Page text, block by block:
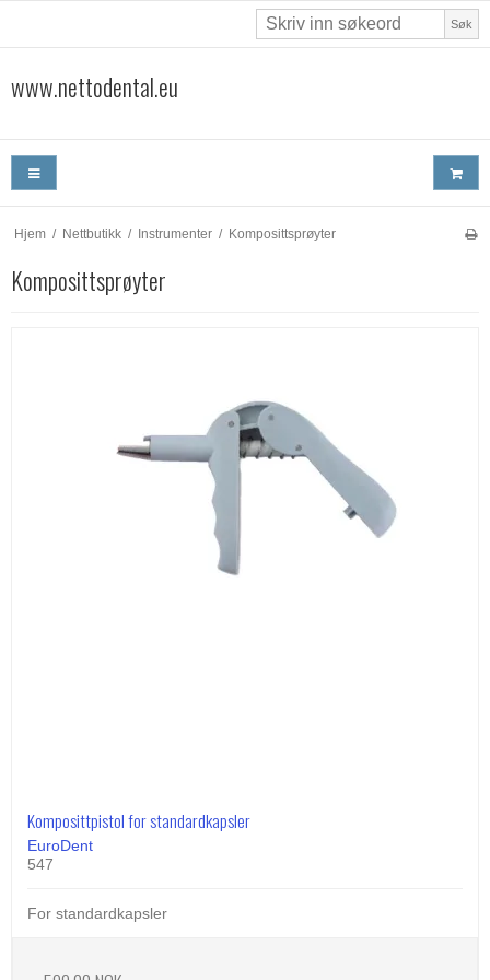
Søk
www.nettodental.eu
Hjem / Nettbutikk / Instrumenter / Komposittsprøyter
Komposittsprøyter
Komposittpistol for standardkapsler
EuroDent
547
For standardkapsler